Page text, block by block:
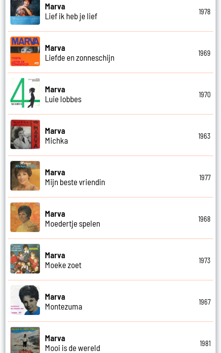
Marva
Lief ik heb je lief
1978
Marva
Liefde en zonneschijn
1969
Marva
Luie lobbes
1970
Marva
Michka
1963
Marva
Mijn beste vriendin
1977
Marva
Moedertje spelen
1968
Marva
Moeke zoet
1973
Marva
Montezuma
1967
Marva
Mooi is de wereld
1981